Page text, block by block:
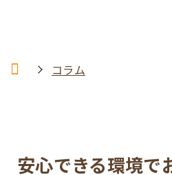
コラム
安心できる環境で